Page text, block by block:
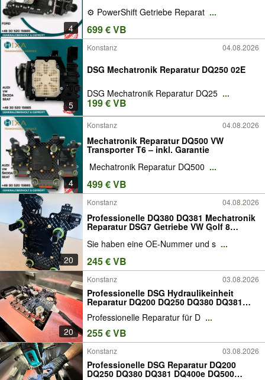
4
⚙️ PowerShift Getriebe Reparat ...
699 € VB
5
Konstanz 04.08.2026
DSG Mechatronik Reparatur DQ250 02E
DSG Mechatronik Reparatur DQ25 ...
199 € VB
4
Konstanz 04.08.2026
Mechatronik Reparatur DQ500 VW
Transporter T6 – inkl. Garantie
️ Mechatronik Reparatur DQ500 ...
499 € VB
20
Konstanz 04.08.2026
Professionelle DQ380 DQ381 Mechatronik
Reparatur DSG7 Getriebe VW Golf 8
Passat B8 Touran Audi A3 Q3 Škoda
Superb Octavia Seat Leon Cupra
kostenlose Diagnose
Sie haben eine OE-Nummer und s ...
245 € VB
20
Konstanz 03.08.2026
Professionelle DSG Hydraulikeinheit
Reparatur DQ200 DQ250 DQ380 DQ381
DQ400 DQ500 Hydraulikblock Golf GTE
Passat GTE Transporter T6 Multivan
Diagnose kostenlos
Professionelle Reparatur für D ...
255 € VB
Konstanz 03.08.2026
Professionelle DSG Reparatur DQ200
DQ250 DQ380 DQ381 DQ400e DQ500